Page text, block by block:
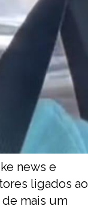
news e
ligados ao
mais um